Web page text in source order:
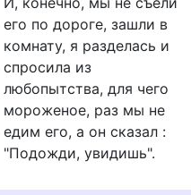
его по дороге, зашли в
комнату, я разделась и
спросила из
любопытства, для чего
мороженое, раз мы не
едим его, а он сказал :
"Подожди, увидишь".